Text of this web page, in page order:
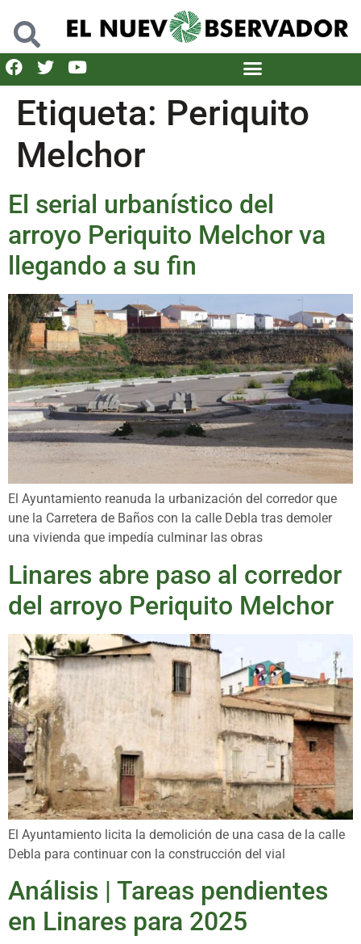
Etiqueta: Periquito
Melchor
El serial urbanístico del
arroyo Periquito Melchor va
llegando a su fin
El Ayuntamiento reanuda la urbanización del corredor que
une la Carretera de Baños con la calle Debla tras demoler
una vivienda que impedía culminar las obras
Linares abre paso al corredor
del arroyo Periquito Melchor
El Ayuntamiento licita la demolición de una casa de la calle
Debla para continuar con la construcción del vial
Análisis | Tareas pendientes
en Linares para 2025